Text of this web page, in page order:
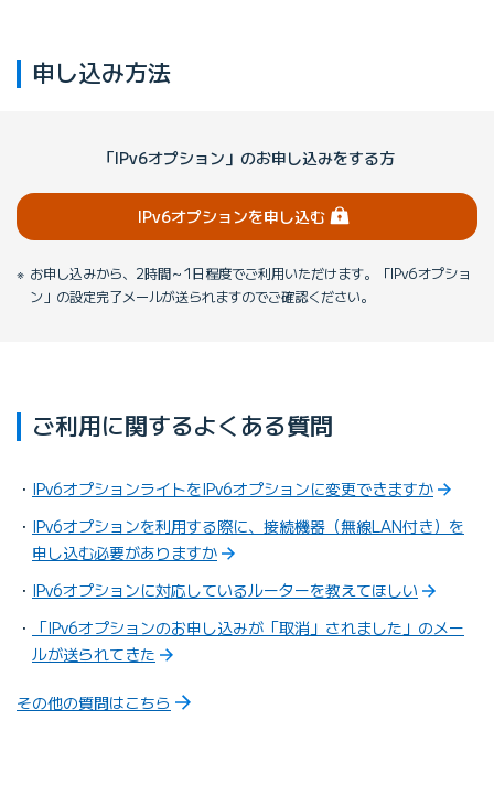
申し込み方法
「IPv6オプション」のお申し込みをする方
IPv6オプションを申し込む（ログイン）
お申し込みから、2時間～1日程度でご利用いただけます。「IPv6オプショ
ン」の設定完了メールが送られますのでご確認ください。
ご利用に関するよくある質問
IPv6オプションライトをIPv6オプションに変更できますか
IPv6オプションを利用する際に、接続機器（無線LAN付き）を
申し込む必要がありますか
IPv6オプションに対応しているルーターを教えてほしい
「IPv6オプションのお申し込みが「取消」されました」のメー
ルが送られてきた
その他の質問はこちら